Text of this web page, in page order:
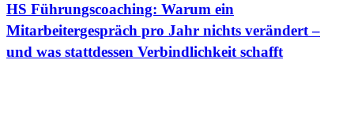
HS Führungscoaching: Warum ein
Mitarbeitergespräch pro Jahr nichts verändert –
und was stattdessen Verbindlichkeit schafft